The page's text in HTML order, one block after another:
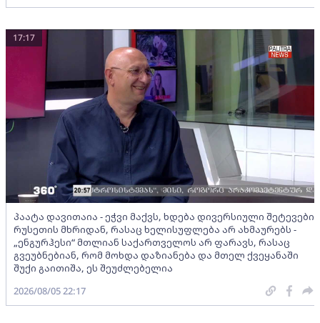
პაატა დავითაია - ეჭვი მაქვს, ხდება დივერსიული შეტევები
რუსეთის მხრიდან, რასაც ხელისუფლება არ ახმაურებს -
„ენგურჰესი“ მთლიან საქართველოს არ ფარავს, რასაც
გვეუბნებიან, რომ მოხდა დაზიანება და მთელ ქვეყანაში
შუქი გაითიშა, ეს შეუძლებელია
17:17
2026/08/05 22:17